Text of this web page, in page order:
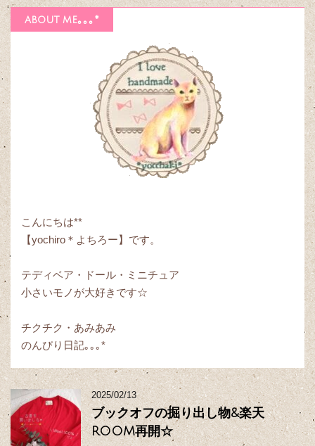
about me｡｡｡*
こんにちは**
【yochiro＊よちろー】です。
テディベア・ドール・ミニチュア
小さいモノが大好きです☆
チクチク・あみあみ
のんびり日記｡｡｡*
2025/02/13
ブックオフの掘り出し物&楽天
ROOM再開☆